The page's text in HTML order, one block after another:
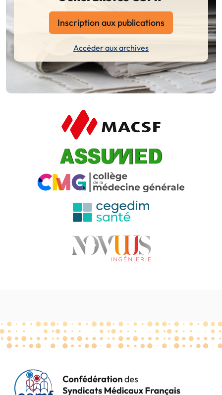
Inscription aux publications
Accéder aux archives